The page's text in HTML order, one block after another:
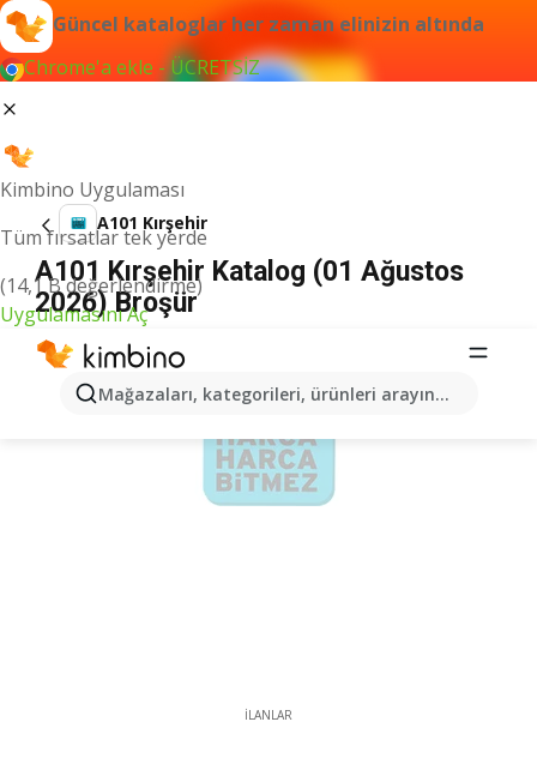
Güncel kataloglar her zaman elinizin altında
Chrome'a ekle - ÜCRETSİZ
Kimbino Uygulaması
Tüm fırsatlar tek yerde
(14,1 B değerlendirme)
Uygulamasını Aç
Mağazaları, kategorileri, ürünleri arayın...
A101 Kırşehir
A101 Kırşehir Katalog (01 Ağustos
2026) Broşür
İLANLAR